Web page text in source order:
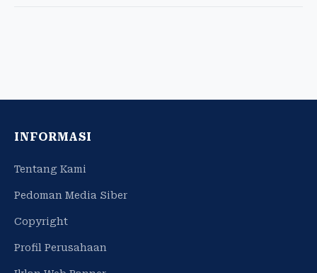
INFORMASI
Tentang Kami
Pedoman Media Siber
Copyright
Profil Perusahaan